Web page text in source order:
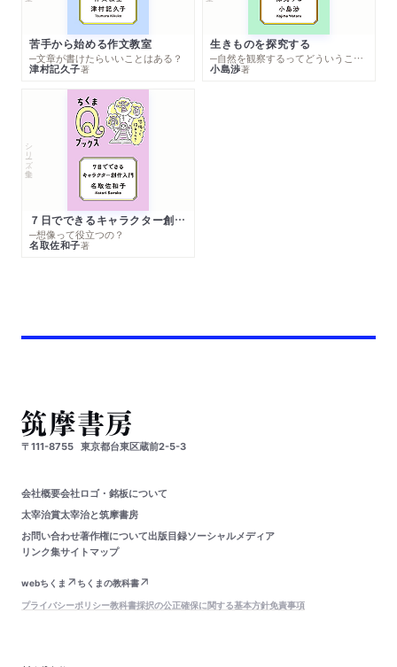
苦手から始める作文教室
─文章が書けたらいいことはある？
津村記久子著
生きものを探究する
─自然を観察するってどういうこと？
小島渉著
シリーズ・全集
７日でできるキャラクター創作入門
─想像って役立つの？
名取佐和子著
〒111-8755 東京都台東区蔵前2-5-3
会社概要会社ロゴ・銘板について
太宰治賞太宰治と筑摩書房
お問い合わせ著作権について出版目録ソーシャルメディア
リンク集サイトマップ
webちくま
ちくまの教科書
プライバシーポリシー教科書採択の公正確保に関する基本方針免責事項